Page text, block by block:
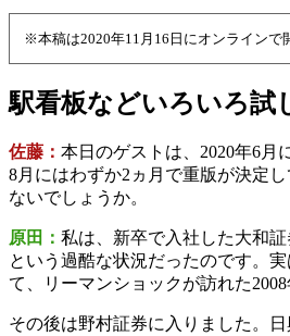
※本稿は2020年11月16日にオンラインで
駅看板などいろいろ
佐藤： 本日のゲストは、2020年6月
8月にはわずか2ヵ月で重版が決定
ないでしょうか。
原田： 私は、新卒で入社した大和
という過酷な状況だったのです。
て、リーマンショックが訪れた
その後は野村証券に入りました。